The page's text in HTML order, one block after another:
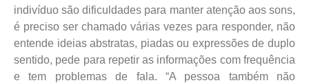
indivíduo são dificuldades para manter atenção aos sons,
é preciso ser chamado várias vezes para responder, não
entende ideias abstratas, piadas ou expressões de duplo
sentido, pede para repetir as informações com frequência
e tem problemas de fala. “A pessoa também não